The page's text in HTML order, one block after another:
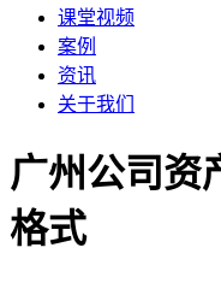
课堂视频
案例
资讯
关于我们
广州公司资
格式